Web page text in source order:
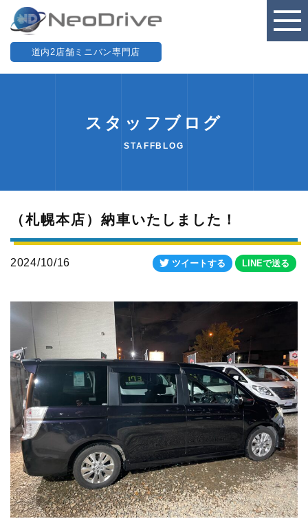
道内2店舗ミニバン専門店
スタッフブログ
STAFFBLOG
（札幌本店）納車いたしました！
2024/10/16 ツイートする LINEで送る